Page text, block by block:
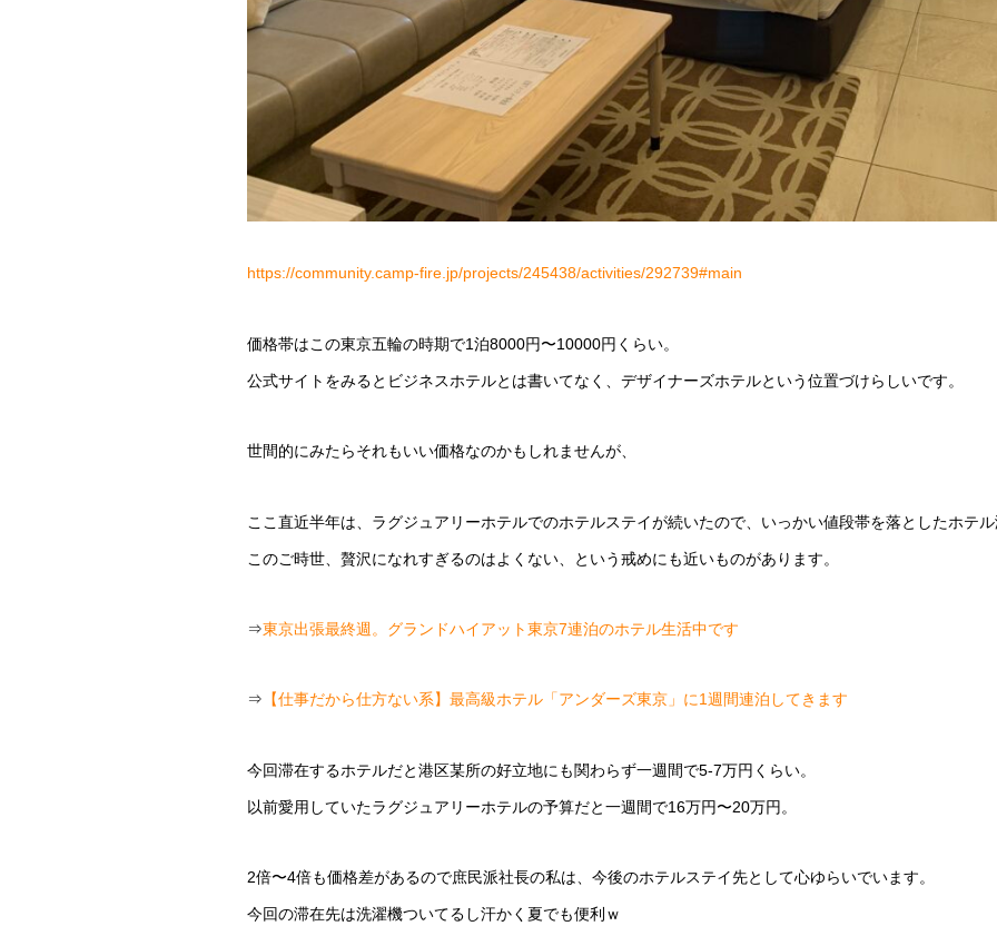
https://community.camp-fire.jp/projects/245438/activities/292739#main
価格帯はこの東京五輪の時期で1泊8000円〜10000円くらい。
公式サイトをみるとビジネスホテルとは書いてなく、デザイナーズホテルという位置づけらしいです。
世間的にみたらそれもいい価格なのかもしれませんが、
ここ直近半年は、ラグジュアリーホテルでのホテルステイが続いたので、いっかい値段帯を落としたホテ
このご時世、贅沢になれすぎるのはよくない、という戒めにも近いものがあります。
⇒東京出張最終週。グランドハイアット東京7連泊のホテル生活中です
⇒ 【仕事だから仕方ない系】最高級ホテル「アンダーズ東京」に1週間連泊してきます
今回滞在するホテルだと港区某所の好立地にも関わらず一週間で5-7万円くらい。
以前愛用していたラグジュアリーホテルの予算だと一週間で16万円〜20万円。
2倍〜4倍も価格差があるので庶民派社長の私は、今後のホテルステイ先として心ゆらいでいます。
今回の滞在先は洗濯機ついてるし汗かく夏でも便利ｗ